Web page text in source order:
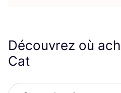
Découvrez où
Cat